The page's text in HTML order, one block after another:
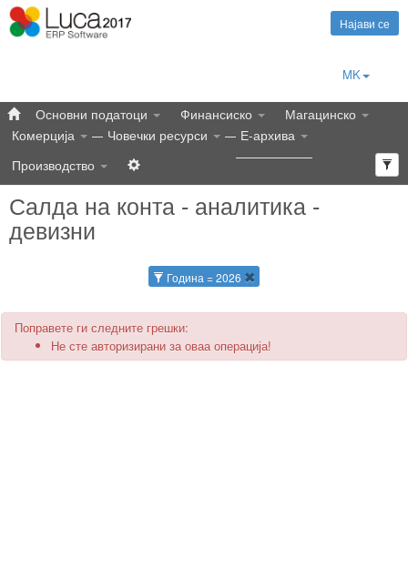
Најави се
MK
Основни податоци Финансиско
Магацинско
Комерција
Човечки ресурси
Е-архива
Производство
Салда на конта - аналитика -
девизни
Година = 2026
Поправете ги следните грешки:
Не сте авторизирани за оваа операција!